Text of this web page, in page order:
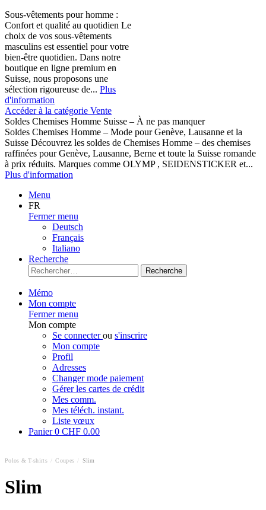
Sous-vêtements pour homme :
Confort et qualité au quotidien Le
choix de vos sous-vêtements
masculins est essentiel pour votre
bien-être quotidien. Dans notre
boutique en ligne premium en
Suisse, nous proposons une
sélection rigoureuse de... Plus
d'information
Accéder à la catégorie Vente
Soldes Chemises Homme Suisse – À ne pas manquer
Soldes Chemises Homme – Mode pour Genève, Lausanne et la
Suisse Découvrez les soldes de Chemises Homme – des chemises
raffinées pour Genève, Lausanne, Berne et toute la Suisse romande
à prix réduits. Marques comme OLYMP , SEIDENSTICKER et...
Plus d'information
Menu
FR
Fermer menu
Deutsch
Français
Italiano
Recherche
Recherche
Mémo
Mon compte
Fermer menu
Mon compte
Se connecterou s'inscrire
Mon compte
Profil
Adresses
Changer mode paiement
Gérer les cartes de crédit
Mes comm.
Mes téléch. instant.
Liste vœux
Panier0 CHF 0.00
Polos & T-shirts Coupes Slim
Slim